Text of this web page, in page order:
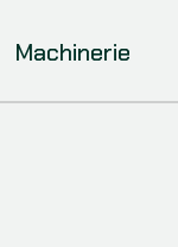
Machinerie